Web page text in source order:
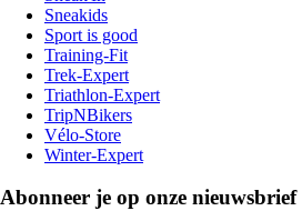
Sneakids
Sport is good
Training-Fit
Trek-Expert
Triathlon-Expert
TripNBikers
Vélo-Store
Winter-Expert
Abonneer je op onze nieuwsbrief